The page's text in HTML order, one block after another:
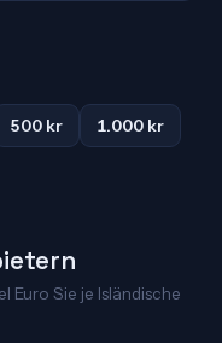
500 kr
1.000 kr
Euro Sie je Isländische